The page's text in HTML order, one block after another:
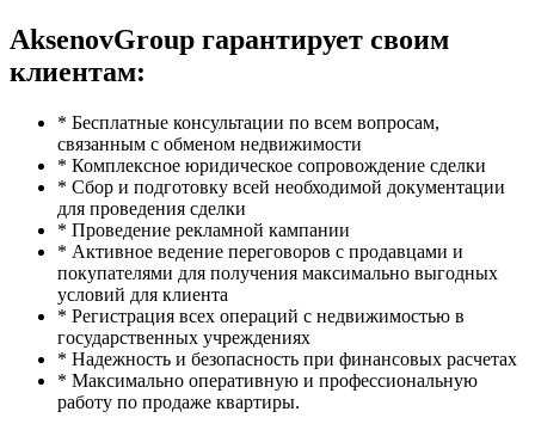
AksenovGroup гарантирует своим
клиентам:
* Бесплатные консультации по всем вопросам,
связанным с обменом недвижимости
* Комплексное юридическое сопровождение сделки
* Сбор и подготовку всей необходимой документации
для проведения сделки
* Проведение рекламной кампании
* Активное ведение переговоров с продавцами и
покупателями для получения максимально выгодных
условий для клиента
* Регистрация всех операций с недвижимостью в
государственных учреждениях
* Надежность и безопасность при финансовых расчетах
* Максимально оперативную и профессиональную
работу по продаже квартиры.